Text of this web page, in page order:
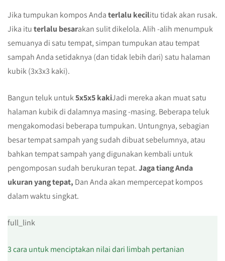
Jika tumpukan kompos Andaterlalu kecilitu tidak akan rusak.
Jika ituterlalu besarakan sulit dikelola. Alih -alih menumpuk
semuanya di satu tempat, simpan tumpukan atau tempat
sampah Anda setidaknya (dan tidak lebih dari) satu halaman
kubik (3x3x3 kaki).
Bangun teluk untuk5x5x5 kakiJadi mereka akan muat satu
halaman kubik di dalamnya masing -masing. Beberapa teluk
mengakomodasi beberapa tumpukan. Untungnya, sebagian
besar tempat sampah yang sudah dibuat sebelumnya, atau
bahkan tempat sampah yang digunakan kembali untuk
pengomposan sudah berukuran tepat.Jaga tiang Anda
ukuran yang tepat, Dan Anda akan mempercepat kompos
dalam waktu singkat.
full_link
3 cara untuk menciptakan nilai dari limbah pertanian